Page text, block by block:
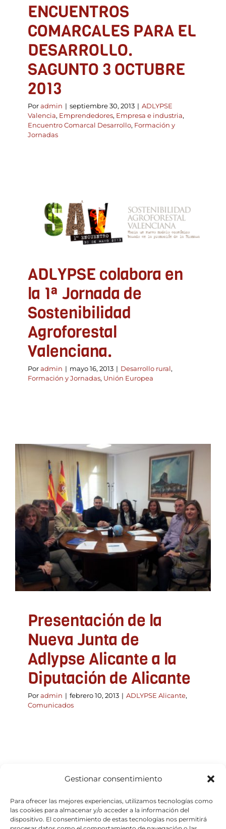
Gestionar consentimiento
Para ofrecer las mejores experiencias, utilizamos tecnologías como
las cookies para almacenar y/o acceder a la información del
dispositivo. El consentimiento de estas tecnologías nos permitirá
ENCUENTROS
COMARCALES PARA EL
DESARROLLO.
SAGUNTO 3 OCTUBRE
2013
Poradmin | septiembre 30, 2013 | ADLYPSE
Valencia, Emprendedores, Empresa e industria,
Encuentro Comarcal Desarrollo, Formación y
Jornadas
1ª Jornada de
Sostenibilidad
Agroforestal Valenciana.
Europea
ADLYPSE colabora en
la 1ª Jornada de
Sostenibilidad
Agroforestal
Valenciana.
Poradmin | mayo 16, 2013 | Desarrollo rural,
Formación y Jornadas, Unión Europea
Presentación de la Nueva
Junta de Adlypse Alicante
a la Diputación de
Alicante
ADLYPSE Alicante Comunicados
Presentación de la
Nueva Junta de
Adlypse Alicante a la
Diputación de Alicante
Poradmin | febrero 10, 2013 | ADLYPSE Alicante,
Comunicados